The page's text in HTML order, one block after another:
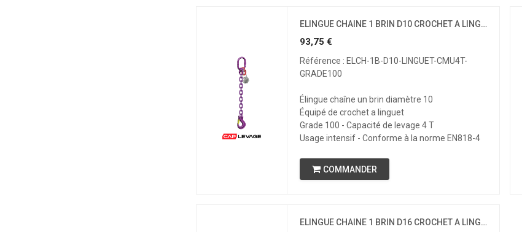
ELINGUE CHAINE 1 BRIN D10 CROCHET A LINGUET CMU 4 T GRADE 100
93,75 €
Référence : ELCH-1B-D10-LINGUET-CMU4T-
GRADE100
Élingue chaîne un brin diamètre 10
Équipé de crochet a linguet
Grade 100 - Capacité de levage 4 T
Usage intensif - Conforme à la norme EN818-4
COMMANDER
ELINGUE CHAINE 1 BRIN D16 CROCHET A LINGUET CMU 10 T GRADE 100